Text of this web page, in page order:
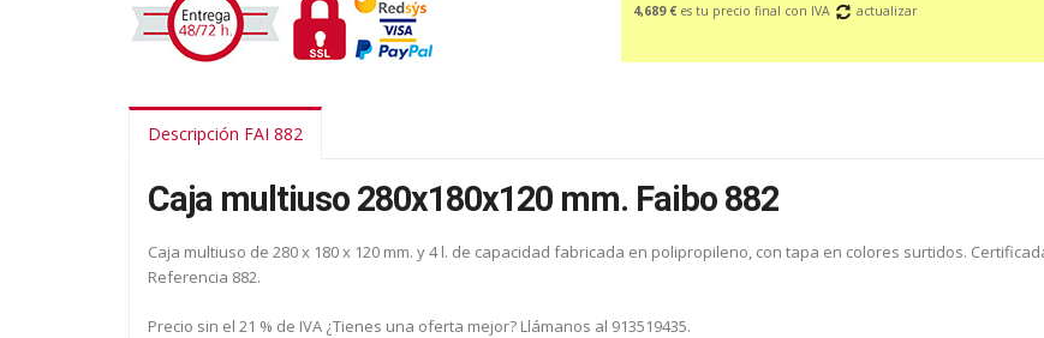
4,689 € es tu precio final con IVA actualizar
Descripción FAI 882
Caja multiuso 280x180x120 mm. Faibo 882
Caja multiuso de 280 x 180 x 120 mm. y 4 l. de capacidad fabricada en polipropileno, con tapa en colores surtidos.
Referencia 882.
Precio sin el 21 % de IVA ¿Tienes una oferta mejor? Llámanos al 913519435.